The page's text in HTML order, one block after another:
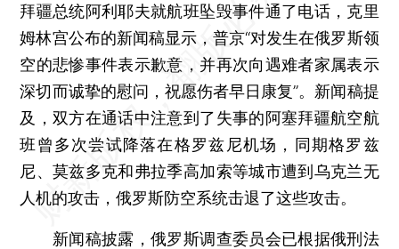
拜疆总统阿利耶夫就航班坠毁事件通了电话，克里
姆林宫公布的新闻稿显示，普京“对发生在俄罗斯领
空的悲惨事件表示歉意，并再次向遇难者家属表示
深切而诚挚的慰问，祝愿伤者早日康复”。新闻稿提
及，双方在通话中注意到了失事的阿塞拜疆航空航
班曾多次尝试降落在格罗兹尼机场，同期格罗兹
尼、莫兹多克和弗拉季高加索等城市遭到乌克兰无
人机的攻击，俄罗斯防空系统击退了这些攻击。
新闻稿披露，俄罗斯调查委员会已根据俄刑法